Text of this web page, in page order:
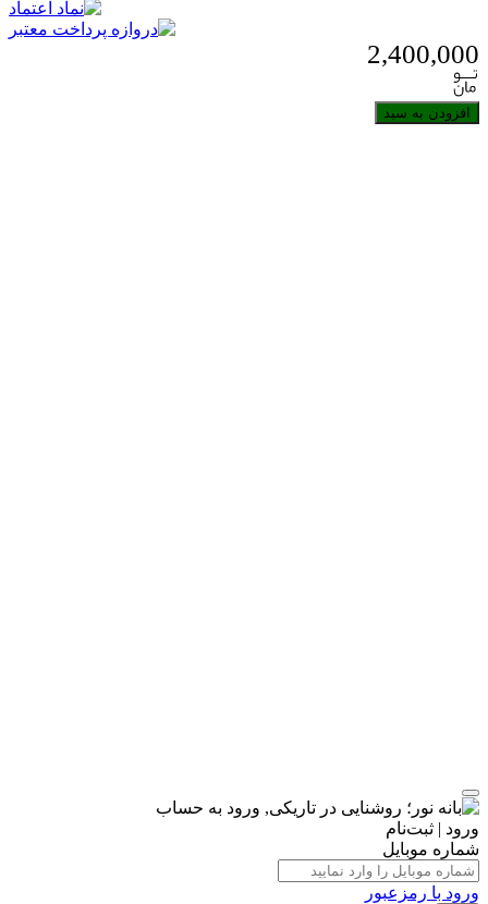
2,400,000
افزودن به سبد
ورود | ثبت‌نام
شماره موبایل
ورود با رمزعبور